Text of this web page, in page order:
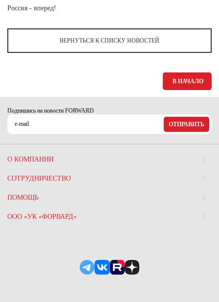
Смоленская область (1)
Ямало-Ненецкий автономный округ (1)
Россия - вперед!
ВЕРНУТЬСЯ К СПИСКУ НОВОСТЕЙ
В НАЧАЛО
Подпишись на новости FORWARD
ОТПРАВИТЬ
О КОМПАНИИ
СОТРУДНИЧЕСТВО
ПОМОЩЬ
ООО «УК «ФОРВАРД»